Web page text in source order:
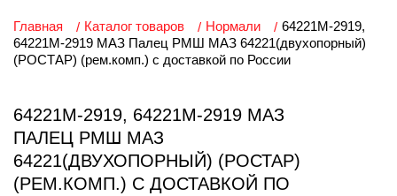
Главная Каталог товаров Нормали
64221М-2919,
64221М-2919 МАЗ Палец РМШ МАЗ 64221(двухопорный)
(РОСТАР) (рем.комп.) с доставкой по России
64221М-2919, 64221М-2919 МАЗ
ПАЛЕЦ РМШ МАЗ
64221(ДВУХОПОРНЫЙ) (РОСТАР)
(РЕМ.КОМП.) С ДОСТАВКОЙ ПО